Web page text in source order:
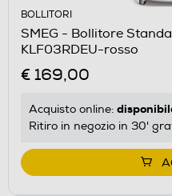
BOLLITORI
SMEG - Bollitore
KLF03RDEU-rosso
€ 169,00
Acquisto online:
Ritiro in negozio in 30'